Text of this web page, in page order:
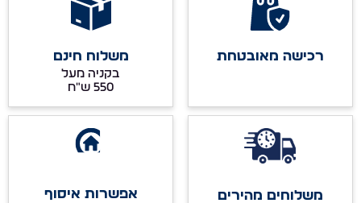
רכישה מאובטחת משלוח חינם
בקניה מעל
משלוחים מהירים
אפשרות איסוף